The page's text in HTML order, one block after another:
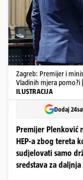
Zagreb: Premijer i
Vladinih mjera pomo?i |
ILUSTRACIJA
Dodaj
Premijer Plenković
HEP-a zbog tereta
sudjelovati samo
sredstava za